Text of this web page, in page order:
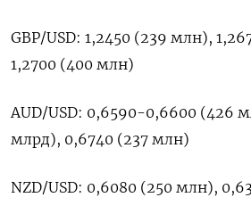
GBP/USD: 1,2450 (239 млн),
1,2700 (400 млн)
AUD/USD: 0,6590-0,6600 (426
млрд), 0,6740 (237 млн)
NZD/USD: 0,6080 (250 млн),